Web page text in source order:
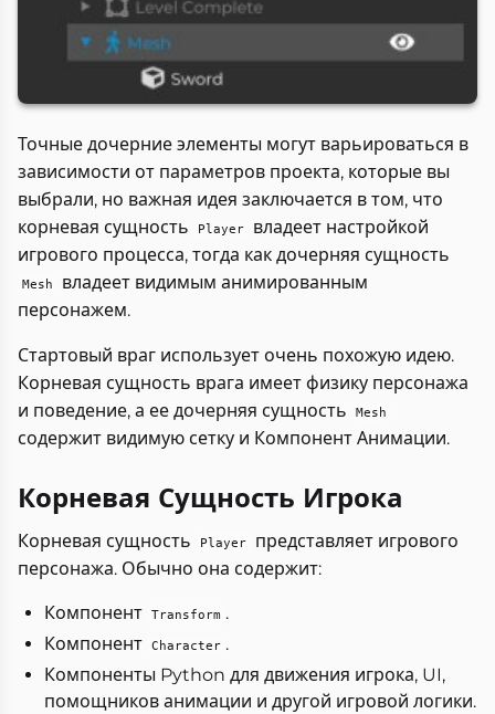
Точные дочерние элементы могут варьироваться в
зависимости от параметров проекта, которые вы
выбрали, но важная идея заключается в том, что
корневая сущность
Player
владеет настройкой
игрового процесса, тогда как дочерняя сущность
Mesh
владеет видимым анимированным
персонажем.
Стартовый враг использует очень похожую идею.
Корневая сущность врага имеет физику персонажа
и поведение, а ее дочерняя сущность
Mesh
содержит видимую сетку и Компонент Анимации.
Корневая Сущность Игрока
Корневая сущность Player
представляет игрового
персонажа. Обычно она содержит:
Компонент Transform .
Компонент Character .
Компоненты Python для движения игрока, UI,
помощников анимации и другой игровой логики.